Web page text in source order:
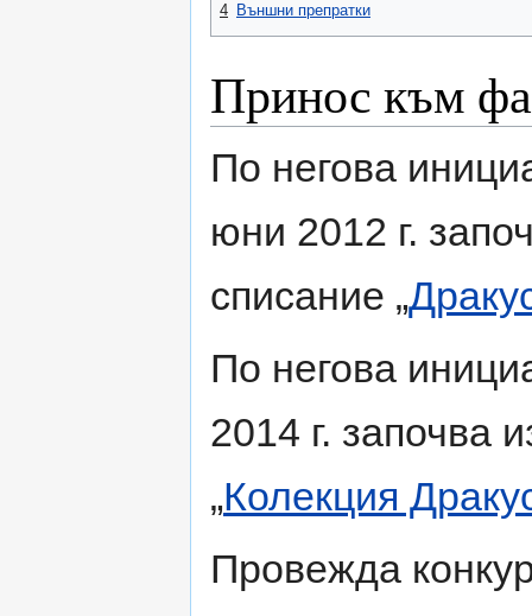
4 Външни препратки
Принос към
По негова
юни 2012 г.
списание „
По негова
2014 г. започва
„Колекция
Провежда